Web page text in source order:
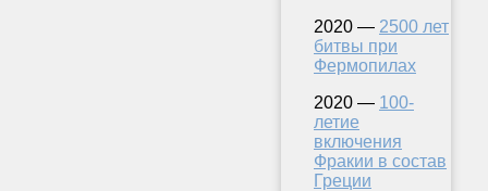
2020 — 2500 лет
битвы при
Фермопилах
2020 — 100-
летие
включения
Фракии в состав
Греции